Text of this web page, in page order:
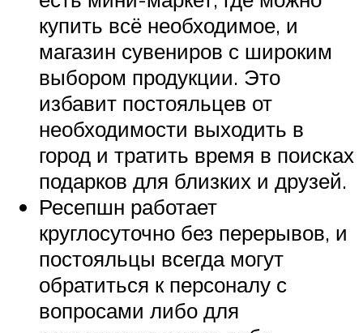
купить всё необходимое, и
магазин сувениров с широким
выбором продукции. Это
избавит постояльцев от
необходимости выходить в
город и тратить время в поисках
подарков для близких и друзей.
Ресепшн работает
круглосуточно без перерывов, и
постояльцы всегда могут
обратиться к персоналу с
вопросами либо для